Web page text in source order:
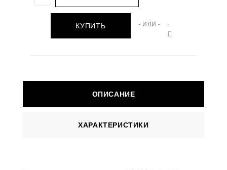
КУПИТЬ - ИЛИ -
ОПИСАНИЕ
ХАРАКТЕРИСТИКИ